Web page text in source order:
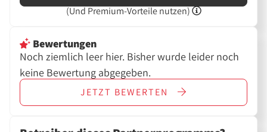
(Und Premium-Vorteile nutzen)
Bewertungen
Noch ziemlich leer hier. Bisher wurde leider noch
keine Bewertung abgegeben.
JETZT BEWERTEN